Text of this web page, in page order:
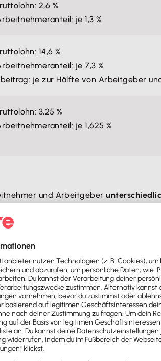
2,6 %
je 1,3 %
14,6 %
je 7,3 %
je zur Hälfte von Arbeitgeber
3,25 %
je 1,625 %
und Arbeitgeber
zu finanzieren
. Die Beiträge
den Arbeitgebern. Diese ziehen die